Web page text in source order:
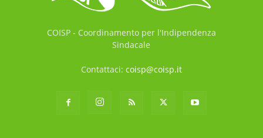
COISP - Coordinamento per l'Indipendenza
Sindacale
Contattaci: coisp@coisp.it